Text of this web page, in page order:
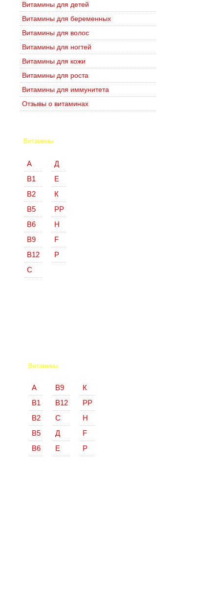
Витамины для детей
Витамины для беременных
Витамины для волос
Витамины для ногтей
Витамины для кожи
Витамины для роста
Витамины для иммунитета
Отзывы о витаминах
Витамины
А
В1
В2
В5
В6
В9
В12
С
Д
Е
К
РР
Н
F
Р
Витамины
А
В1
В2
В5
В6
В9
В12
С
Д
Е
К
РР
Н
F
Р